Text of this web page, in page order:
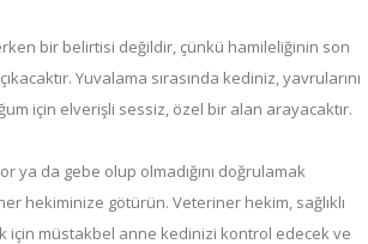
bir belirtisi değildir, çünkü hamileliğinin son
Yuvalama sırasında kediniz, yavrularını
için elverişli sessiz, özel bir alan arayacaktır.
ya da gebe olup olmadığını doğrulamak
hekiminize götürün. Veteriner hekim, sağlıklı
için müstakbel anne kedinizi kontrol edecek ve